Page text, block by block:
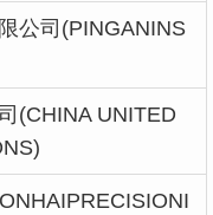
公司(PINGANINS
(CHINA UNITED